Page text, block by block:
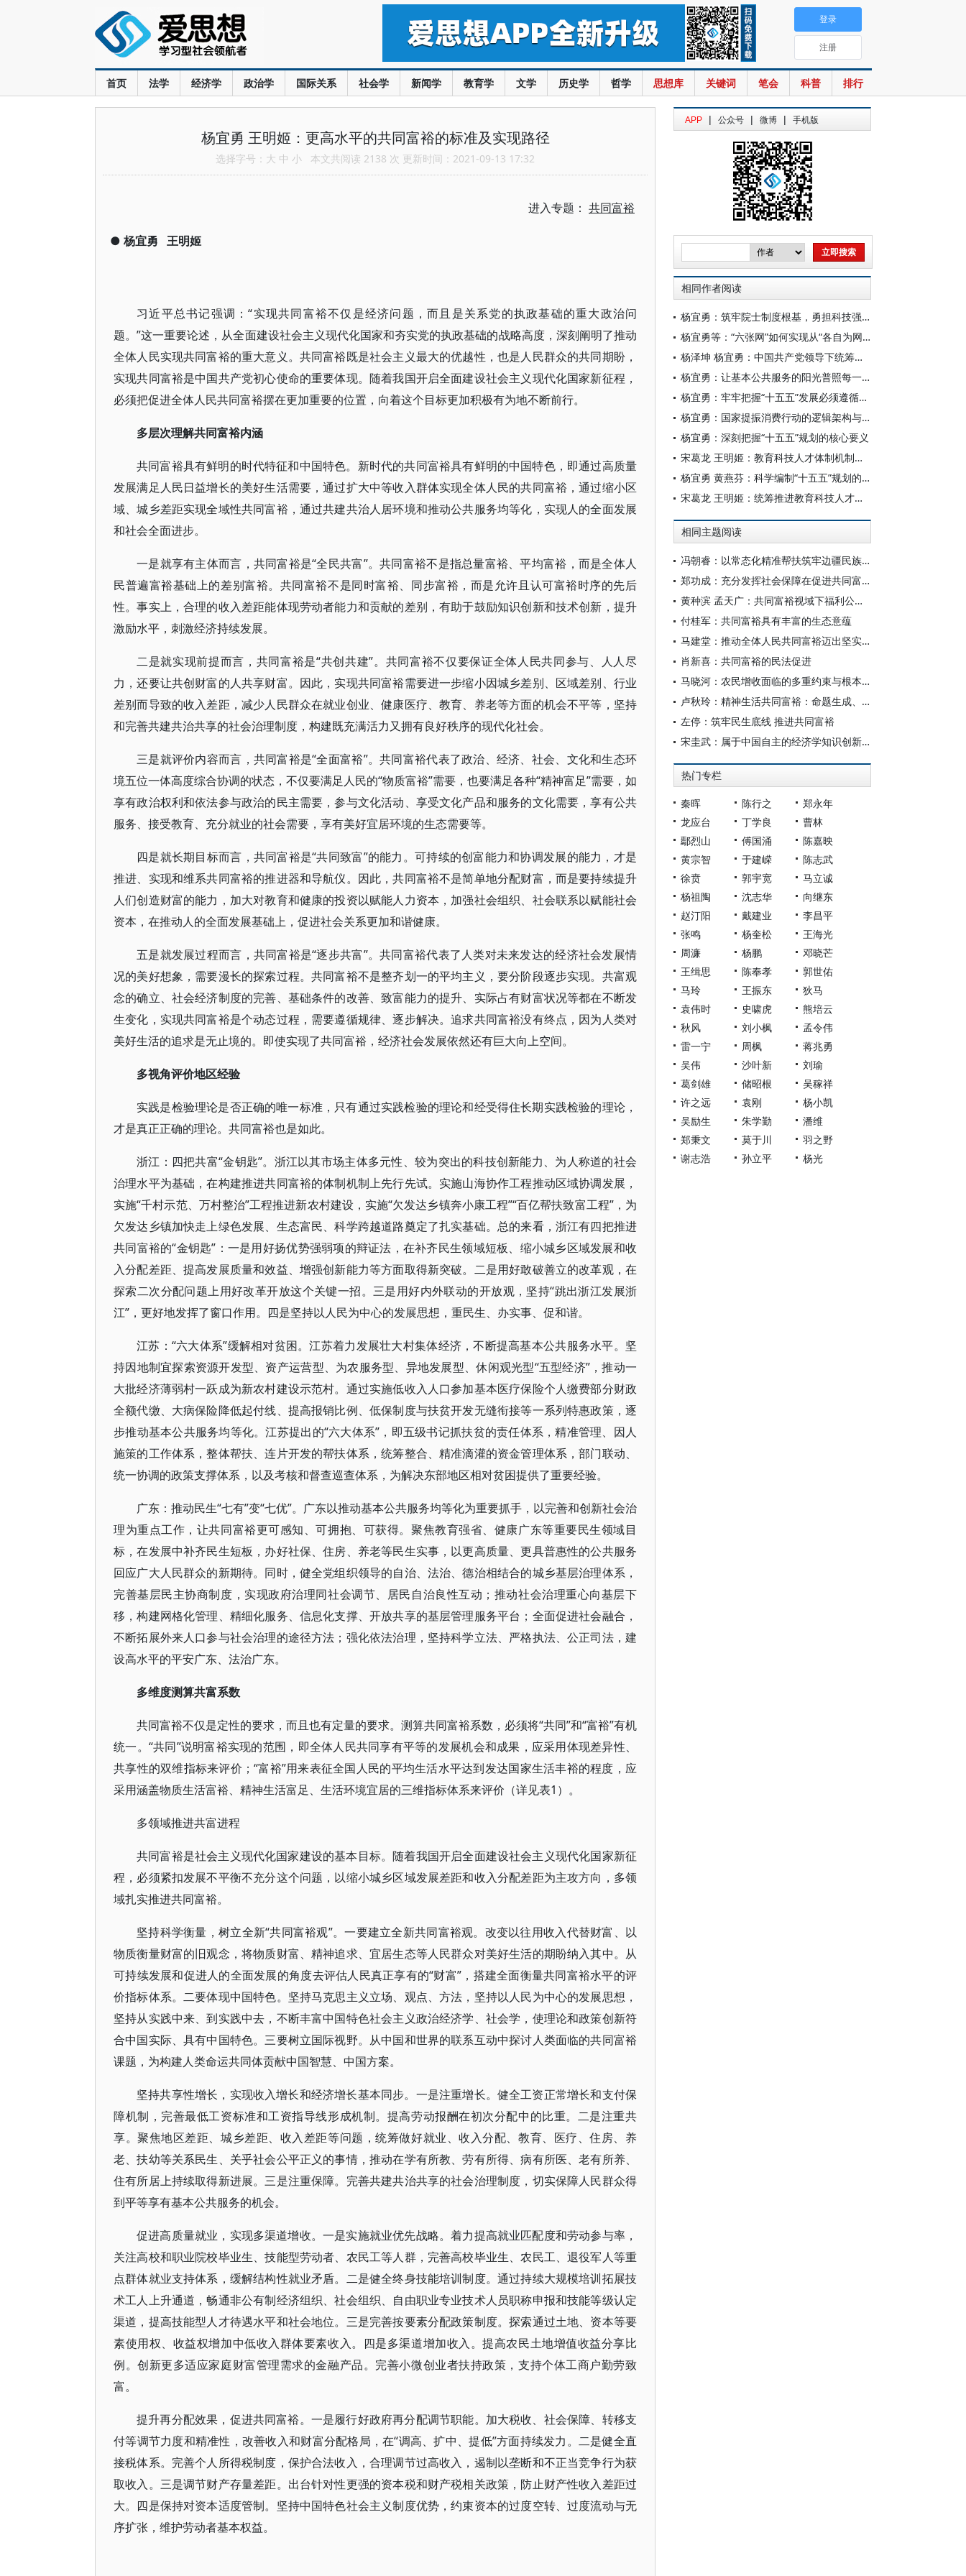
首页 法学 经济学 政治学 国际关系 社会学 新闻学 教育学 文学 历史学 哲学 思想库 关键词 笔会 科普 排行
登录
注册
杨宜勇 王明姬：更高水平的共同富裕的标准及实现路径
选择字号： 大 中 小 本文共阅读 2138 次 更新时间：2021-09-13 17:32
进入专题： 共同富裕
● 杨宜勇 王明姬
习近平总书记强调：“实现共同富裕不仅是经济问题，而且是关系党的执政基础的重大政治问
题。”这一重要论述，从全面建设社会主义现代化国家和夯实党的执政基础的战略高度，深刻阐明了推动
全体人民实现共同富裕的重大意义。共同富裕既是社会主义最大的优越性，也是人民群众的共同期盼，
实现共同富裕是中国共产党初心使命的重要体现。随着我国开启全面建设社会主义现代化国家新征程，
必须把促进全体人民共同富裕摆在更加重要的位置，向着这个目标更加积极有为地不断前行。
多层次理解共同富裕内涵
共同富裕具有鲜明的时代特征和中国特色。新时代的共同富裕具有鲜明的中国特色，即通过高质量
发展满足人民日益增长的美好生活需要，通过扩大中等收入群体实现全体人民的共同富裕，通过缩小区
域、城乡差距实现全域性共同富裕，通过共建共治人居环境和推动公共服务均等化，实现人的全面发展
和社会全面进步。
一是就享有主体而言，共同富裕是“全民共富”。共同富裕不是指总量富裕、平均富裕，而是全体人
民普遍富裕基础上的差别富裕。共同富裕不是同时富裕、同步富裕，而是允许且认可富裕时序的先后
性。事实上，合理的收入差距能体现劳动者能力和贡献的差别，有助于鼓励知识创新和技术创新，提升
激励水平，刺激经济持续发展。
二是就实现前提而言，共同富裕是“共创共建”。共同富裕不仅要保证全体人民共同参与、人人尽
力，还要让共创财富的人共享财富。因此，实现共同富裕需要进一步缩小因城乡差别、区域差别、行业
差别而导致的收入差距，减少人民群众在就业创业、健康医疗、教育、养老等方面的机会不平等，坚持
和完善共建共治共享的社会治理制度，构建既充满活力又拥有良好秩序的现代化社会。
三是就评价内容而言，共同富裕是“全面富裕”。共同富裕代表了政治、经济、社会、文化和生态环
境五位一体高度综合协调的状态，不仅要满足人民的“物质富裕”需要，也要满足各种“精神富足”需要，如
享有政治权利和依法参与政治的民主需要，参与文化活动、享受文化产品和服务的文化需要，享有公共
服务、接受教育、充分就业的社会需要，享有美好宜居环境的生态需要等。
四是就长期目标而言，共同富裕是“共同致富”的能力。可持续的创富能力和协调发展的能力，才是
推进、实现和维系共同富裕的推进器和导航仪。因此，共同富裕不是简单地分配财富，而是要持续提升
人们创造财富的能力，加大对教育和健康的投资以赋能人力资本，加强社会组织、社会联系以赋能社会
资本，在推动人的全面发展基础上，促进社会关系更加和谐健康。
五是就发展过程而言，共同富裕是“逐步共富”。共同富裕代表了人类对未来发达的经济社会发展情
况的美好想象，需要漫长的探索过程。共同富裕不是整齐划一的平均主义，要分阶段逐步实现。共富观
念的确立、社会经济制度的完善、基础条件的改善、致富能力的提升、实际占有财富状况等都在不断发
生变化，实现共同富裕是个动态过程，需要遵循规律、逐步解决。追求共同富裕没有终点，因为人类对
美好生活的追求是无止境的。即使实现了共同富裕，经济社会发展依然还有巨大向上空间。
多视角评价地区经验
实践是检验理论是否正确的唯一标准，只有通过实践检验的理论和经受得住长期实践检验的理论，
才是真正正确的理论。共同富裕也是如此。
浙江：四把共富“金钥匙”。浙江以其市场主体多元性、较为突出的科技创新能力、为人称道的社会
治理水平为基础，在构建推进共同富裕的体制机制上先行先试。实施山海协作工程推动区域协调发展，
实施“千村示范、万村整治”工程推进新农村建设，实施“欠发达乡镇奔小康工程”“百亿帮扶致富工程”，为
欠发达乡镇加快走上绿色发展、生态富民、科学跨越道路奠定了扎实基础。总的来看，浙江有四把推进
共同富裕的“金钥匙”：一是用好扬优势强弱项的辩证法，在补齐民生领域短板、缩小城乡区域发展和收
入分配差距、提高发展质量和效益、增强创新能力等方面取得新突破。二是用好敢破善立的改革观，在
探索二次分配问题上用好改革开放这个关键一招。三是用好内外联动的开放观，坚持“跳出浙江发展浙
江”，更好地发挥了窗口作用。四是坚持以人民为中心的发展思想，重民生、办实事、促和谐。
江苏：“六大体系”缓解相对贫困。江苏着力发展壮大村集体经济，不断提高基本公共服务水平。坚
持因地制宜探索资源开发型、资产运营型、为农服务型、异地发展型、休闲观光型“五型经济”，推动一
大批经济薄弱村一跃成为新农村建设示范村。通过实施低收入人口参加基本医疗保险个人缴费部分财政
全额代缴、大病保险降低起付线、提高报销比例、低保制度与扶贫开发无缝衔接等一系列特惠政策，逐
步推动基本公共服务均等化。江苏提出的“六大体系”，即五级书记抓扶贫的责任体系，精准管理、因人
施策的工作体系，整体帮扶、连片开发的帮扶体系，统筹整合、精准滴灌的资金管理体系，部门联动、
统一协调的政策支撑体系，以及考核和督查巡查体系，为解决东部地区相对贫困提供了重要经验。
广东：推动民生“七有”变“七优”。广东以推动基本公共服务均等化为重要抓手，以完善和创新社会治
理为重点工作，让共同富裕更可感知、可拥抱、可获得。聚焦教育强省、健康广东等重要民生领域目
标，在发展中补齐民生短板，办好社保、住房、养老等民生实事，以更高质量、更具普惠性的公共服务
回应广大人民群众的新期待。同时，健全党组织领导的自治、法治、德治相结合的城乡基层治理体系，
完善基层民主协商制度，实现政府治理同社会调节、居民自治良性互动；推动社会治理重心向基层下
移，构建网格化管理、精细化服务、信息化支撑、开放共享的基层管理服务平台；全面促进社会融合，
不断拓展外来人口参与社会治理的途径方法；强化依法治理，坚持科学立法、严格执法、公正司法，建
设高水平的平安广东、法治广东。
多维度测算共富系数
共同富裕不仅是定性的要求，而且也有定量的要求。测算共同富裕系数，必须将“共同”和“富裕”有机
统一。“共同”说明富裕实现的范围，即全体人民共同享有平等的发展机会和成果，应采用体现差异性、
共享性的双维指标来评价；“富裕”用来表征全国人民的平均生活水平达到发达国家生活丰裕的程度，应
采用涵盖物质生活富裕、精神生活富足、生活环境宜居的三维指标体系来评价（详见表1）。
多领域推进共富进程
共同富裕是社会主义现代化国家建设的基本目标。随着我国开启全面建设社会主义现代化国家新征
程，必须紧扣发展不平衡不充分这个问题，以缩小城乡区域发展差距和收入分配差距为主攻方向，多领
域扎实推进共同富裕。
坚持科学衡量，树立全新“共同富裕观”。一要建立全新共同富裕观。改变以往用收入代替财富、以
物质衡量财富的旧观念，将物质财富、精神追求、宜居生态等人民群众对美好生活的期盼纳入其中。从
可持续发展和促进人的全面发展的角度去评估人民真正享有的“财富”，搭建全面衡量共同富裕水平的评
价指标体系。二要体现中国特色。坚持马克思主义立场、观点、方法，坚持以人民为中心的发展思想，
坚持从实践中来、到实践中去，不断丰富中国特色社会主义政治经济学、社会学，使理论和政策创新符
合中国实际、具有中国特色。三要树立国际视野。从中国和世界的联系互动中探讨人类面临的共同富裕
课题，为构建人类命运共同体贡献中国智慧、中国方案。
坚持共享性增长，实现收入增长和经济增长基本同步。一是注重增长。健全工资正常增长和支付保
障机制，完善最低工资标准和工资指导线形成机制。提高劳动报酬在初次分配中的比重。二是注重共
享。聚焦地区差距、城乡差距、收入差距等问题，统筹做好就业、收入分配、教育、医疗、住房、养
老、扶幼等关系民生、关乎社会公平正义的事情，推动在学有所教、劳有所得、病有所医、老有所养、
住有所居上持续取得新进展。三是注重保障。完善共建共治共享的社会治理制度，切实保障人民群众得
到平等享有基本公共服务的机会。
促进高质量就业，实现多渠道增收。一是实施就业优先战略。着力提高就业匹配度和劳动参与率，
关注高校和职业院校毕业生、技能型劳动者、农民工等人群，完善高校毕业生、农民工、退役军人等重
点群体就业支持体系，缓解结构性就业矛盾。二是健全终身技能培训制度。通过持续大规模培训拓展技
术工人上升通道，畅通非公有制经济组织、社会组织、自由职业专业技术人员职称申报和技能等级认定
渠道，提高技能型人才待遇水平和社会地位。三是完善按要素分配政策制度。探索通过土地、资本等要
素使用权、收益权增加中低收入群体要素收入。四是多渠道增加收入。提高农民土地增值收益分享比
例。创新更多适应家庭财富管理需求的金融产品。完善小微创业者扶持政策，支持个体工商户勤劳致
富。
提升再分配效果，促进共同富裕。一是履行好政府再分配调节职能。加大税收、社会保障、转移支
付等调节力度和精准性，改善收入和财富分配格局，在“调高、扩中、提低”方面持续发力。二是健全直
接税体系。完善个人所得税制度，保护合法收入，合理调节过高收入，遏制以垄断和不正当竞争行为获
取收入。三是调节财产存量差距。出台针对性更强的资本税和财产税相关政策，防止财产性收入差距过
大。四是保持对资本适度管制。坚持中国特色社会主义制度优势，约束资本的过度空转、过度流动与无
序扩张，维护劳动者基本权益。
APP | 公众号 | 微博 | 手机版
相同作者阅读
杨宜勇：筑牢院士制度根基，勇担科技强国使命
杨宜勇等：“六张网”如何实现从“各自为网”到“多网协同”的质变
杨泽坤 杨宜勇：中国共产党领导下统筹发展、谋划全局、应对变局的“金钥匙”——中国特色社会主义制度优势的生动载体
杨宜勇：让基本公共服务的阳光普照每一个角落
杨宜勇：牢牢把握“十五五”发展必须遵循的原则
杨宜勇：国家提振消费行动的逻辑架构与实践价值
杨宜勇：深刻把握“十五五”规划的核心要义
宋葛龙 王明姬：教育科技人才体制机制一体改革的目标与思路——基于“十五五”时期的分析
杨宜勇 黄燕芬：科学编制“十五五”规划的根本遵循
宋葛龙 王明姬：统筹推进教育科技人才体制机制一体改革
相同主题阅读
冯朝睿：以常态化精准帮扶筑牢边疆民族地区共同富裕根基
郑功成：充分发挥社会保障在促进共同富裕中的重要作用
黄种滨 孟天广：共同富裕视域下福利公平形塑国家认同的机制
付桂军：共同富裕具有丰富的生态意蕴
马建堂：推动全体人民共同富裕迈出坚实步伐
肖新喜：共同富裕的民法促进
马晓河：农民增收面临的多重约束与根本路径
卢秋玲：精神生活共同富裕：命题生成、基本架构与实践路径
左停：筑牢民生底线 推进共同富裕
宋圭武：属于中国自主的经济学知识创新：经济学及经济若干问题新思考
热门专栏
秦晖 陈行之
郑永年
龙应台
丁学良
曹林
鄢烈山
傅国涌
陈嘉映
黄宗智
于建嵘
陈志武
徐贲
郭宇宽
马立诚
杨祖陶
沈志华
向继东
赵汀阳
戴建业
李昌平
张鸣
杨奎松
王海光
周濂
杨鹏
邓晓芒
王缉思
陈奉孝
郭世佑
马玲
王振东
狄马
袁伟时
史啸虎
熊培云
秋风
刘小枫
孟令伟
雷一宁
周枫
蒋兆勇
吴伟
沙叶新
刘瑜
葛剑雄
储昭根
吴稼祥
许之远
袁刚
杨小凯
吴励生
朱学勤
潘维
郑秉文
莫于川
羽之野
谢志浩
孙立平 杨光